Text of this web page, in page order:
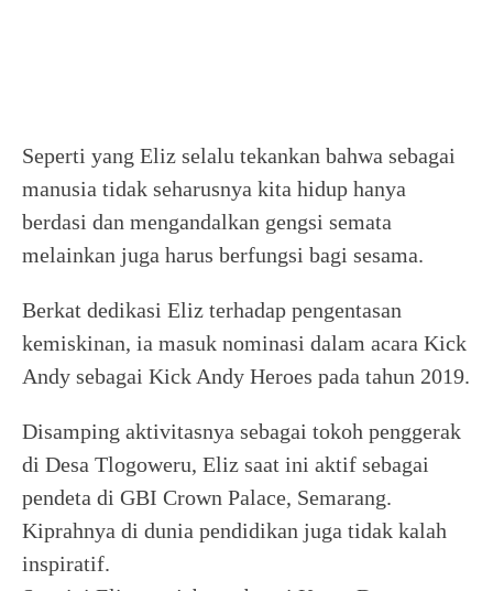
Seperti yang Eliz selalu tekankan bahwa sebagai
manusia tidak seharusnya kita hidup hanya
berdasi dan mengandalkan gengsi semata
melainkan juga harus berfungsi bagi sesama.
Berkat dedikasi Eliz terhadap pengentasan
kemiskinan, ia masuk nominasi dalam acara Kick
Andy sebagai Kick Andy Heroes pada tahun 2019.
Disamping aktivitasnya sebagai tokoh penggerak
di Desa Tlogoweru, Eliz saat ini aktif sebagai
pendeta di GBI Crown Palace, Semarang.
Kiprahnya di dunia pendidikan juga tidak kalah
inspiratif.